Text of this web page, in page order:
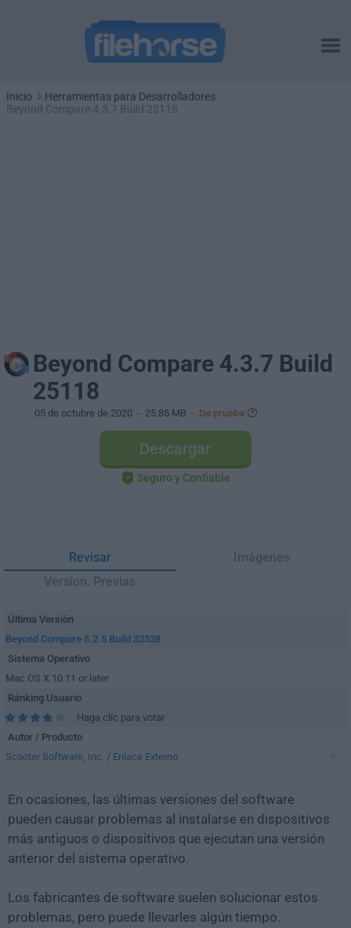
Inicio
Herramientas para Desarrolladores
Beyond Compare 4.3.7 Build 25118
Beyond Compare 4.3.7 Build
25118
05 de octubre de 2020 - 25.85 MB - De prueba
Descargar
Seguro y Confiable
Revisar
Imágenes
Version. Previas
Última Versión
Beyond Compare 5.2.5 Build 32528
Sistema Operativo
Mac OS X 10.11 or later
Ránking Usuario
Haga clic para votar
Autor / Producto
Scooter Software, Inc. / Enlace Externo
En ocasiones, las últimas versiones del software
pueden causar problemas al instalarse en dispositivos
más antiguos o dispositivos que ejecutan una versión
anterior del sistema operativo.
Los fabricantes de software suelen solucionar estos
problemas, pero puede llevarles algún tiempo.